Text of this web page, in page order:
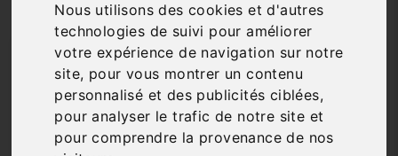
Nous utilisons des cookies et d'autres
technologies de suivi pour améliorer
votre expérience de navigation sur notre
site, pour vous montrer un contenu
personnalisé et des publicités ciblées,
pour analyser le trafic de notre site et
pour comprendre la provenance de nos
Véhicule vendu
VOLKSWAGEN TRANSPORTER
2.0 TDI 170 BVA8 MOTION L1 PROCAB BUSINE
Réf. 3611588 Véhicule sur parc